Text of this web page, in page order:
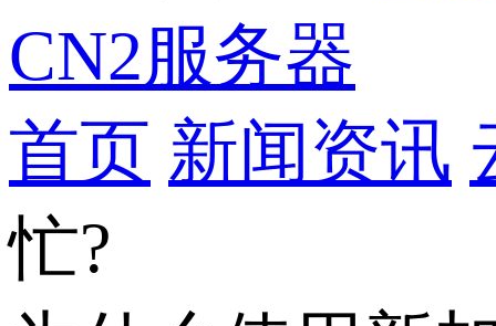
CN2服务器
首页 新闻资讯
忙?